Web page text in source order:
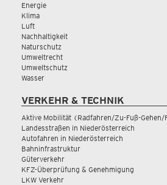
Energie
Klima
Luft
Nachhaltigkeit
Naturschutz
Umweltrecht
Umweltschutz
Wasser
VERKEHR & TECHNIK
Aktive Mobilität (Radfahren/Zu-Fuß-Gehen/
Landesstraßen in Niederösterreich
Autofahren in Niederösterreich
Bahninfrastruktur
Güterverkehr
KFZ-Überprüfung & Genehmigung
LKW Verkehr